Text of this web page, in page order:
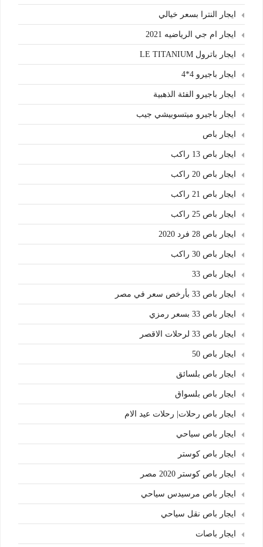
ايجار النترا بسعر خيالي
ايجار ام جي الرياضيه 2021
ايجار باترول LE TITANIUM
ايجار باجيرو 4*4
ايجار باجيرو الفئة الذهبية
ايجار باجيرو ميتسوبيشي جيب
ايجار باص
ايجار باص 13 راكب
ايجار باص 20 راكب
ايجار باص 21 راكب
ايجار باص 25 راكب
ايجار باص 28 فرد 2020
ايجار باص 30 راكب
ايجار باص 33
ايجار باص 33 بأرخص سعر في مصر
ايجار باص 33 بسعر رمزي
ايجار باص 33 لرحلات الاقصر
ايجار باص 50
ايجار باص بلسائق
ايجار باص بلسواق
ايجار باص رحلات| رحلات عيد الام
ايجار باص سياحي
ايجار باص كوستر
ايجار باص كوستر 2020 مصر
ايجار باص مرسيدس سياحي
ايجار باص نقل سياحي
ايجار باصات